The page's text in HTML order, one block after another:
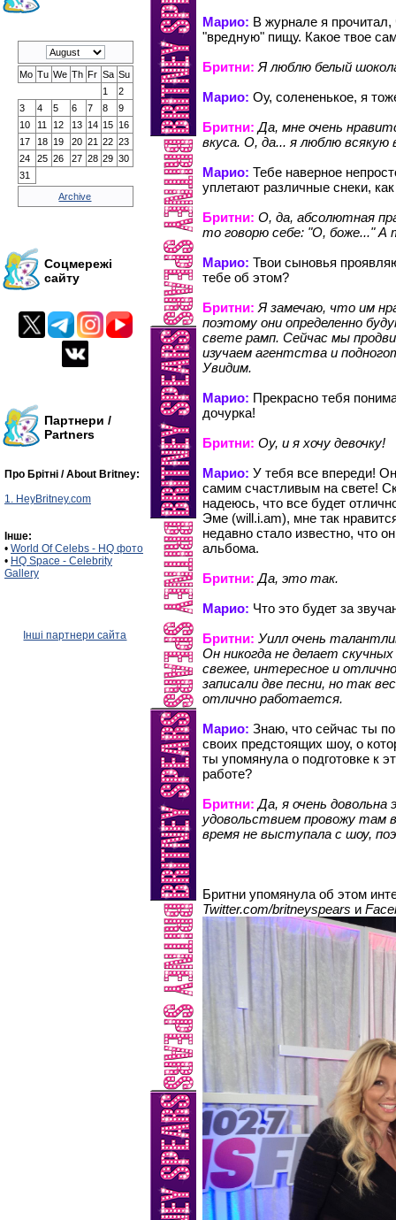
Mo Tu We Th Fr Sa Su
1
2
3
4 5 6 7 8
9
10
11 12 13 14 15 16
17
18 19 20 21 22 23
24
25 26 27 28 29 30
31
Archive
Соцмережі
сайту
Партнери /
Partners
Про Брітні / About Britney:
1. HeyBritney.com
Інше:
• World Of Celebs - HQ фото
• HQ Space - Celebrity
Gallery
Інші партнери сайта
Марио: В журнале я
"вредную" пищу. Какое твое
Бритни: Я люблю белый
Марио: Оу, солененькое, я
Бритни: Да, мне очень
вкуса. О, да... я люблю всякую
Марио: Тебе наверное
уплетают различные снеки,
Бритни: О, да, абсолютная
то говорю себе: "О, боже..." А
Марио: Твои сыновья
тебе об этом?
Бритни: Я замечаю, что им
поэтому они определенно
свете рамп. Сейчас мы
изучаем агентства и
Увидим.
Марио: Прекрасно тебя
дочурка!
Бритни: Оу, и я хочу девочку!
Марио: У тебя все впереди!
самим счастливым на свете!
надеюсь, что все будет
Эме (will.i.am), мне так
недавно стало известно, что
альбома.
Бритни: Да, это так.
Марио: Что это будет за
Бритни: Уилл очень
Он никогда не делает
свежее, интересное и
записали две песни, но так
отлично работается.
Марио: Знаю, что сейчас ты
своих предстоящих шоу, о
ты упомянула о подготовке к
работе?
Бритни: Да, я очень довольна
удовольствием провожу там
время не выступала с шоу,
Бритни упомянула об этом
Twitter.com/britneyspears и